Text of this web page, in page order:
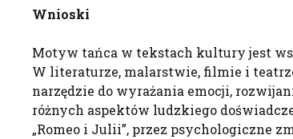
Wnioski
Motyw tańca w tekstach kultury jest
W literaturze, malarstwie, filmie i
narzędzie do wyrażania emocji,
różnych aspektów ludzkiego
„Romeo i Julii”, przez psychologiczne